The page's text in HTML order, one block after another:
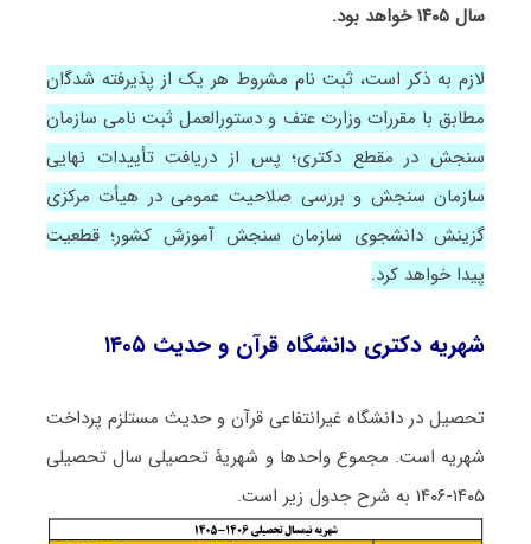
سال ۱۴۰۵ خواهد بود.
ﻻزم به ذکر است، ثبت نام مشروط هر یک از پذیرفته شدﮔان
مطابق با مقررات وزارت عتف و دستورالعمل ثبت نامی سازمان
سنجش در مقطع دکتری؛ پس از دریافت تأییدات نهایی
سازمان سنجش و بررسی صلاحیت عمومی در هیأت مرکزی
ﮔزینش دانشجوی سازمان سنجش آموزش کشور؛ قطعیت
پیدا خواهد کرد.
شهریە دکتری دانشگاه قرآن و حدیث ۱۴۰۵
تحصیل در دانشگاه غیرانتفاعی قرآن و حدیث مستلزم پرداخت
شهریه است. مجموع واحدها و شهریۀ تحصیلی سال تحصیلی
۱۴۰۵-۱۴۰۶ به شرح جدول زیر است.